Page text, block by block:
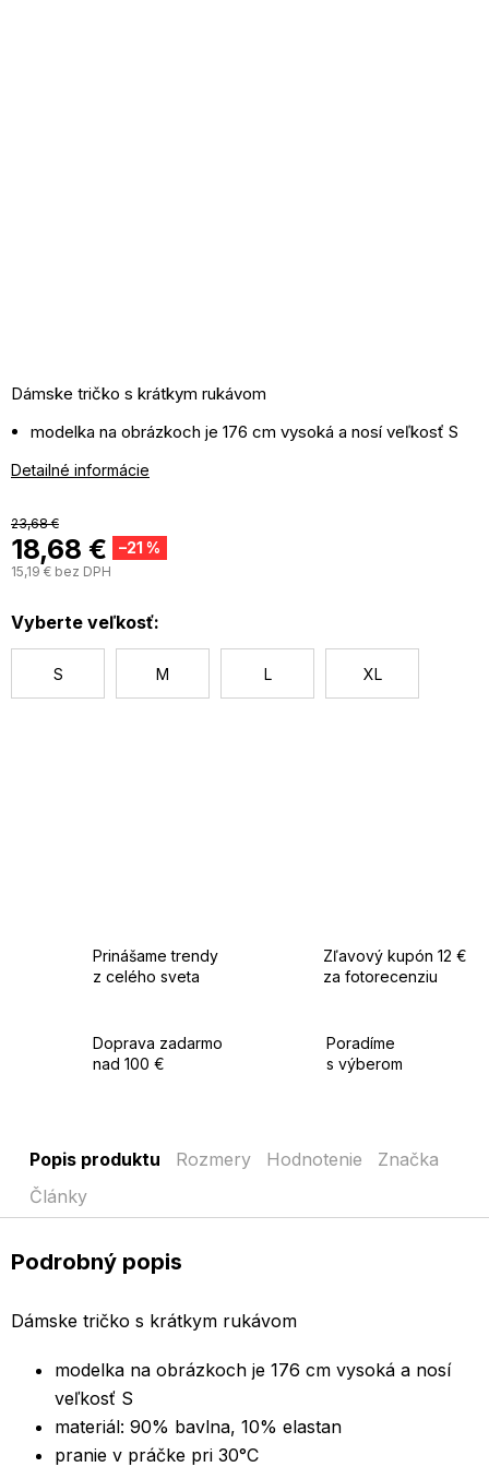
23,68 €
–21 %
18,68 €
15,19 € bez DPH
Vyberte veľkosť:
S M L XL
Dámske tričko s krátkym rukávom
modelka na obrázkoch je 176 cm vysoká a nosí veľkosť S
materiál: 90% bavlna, 10% elastan
Detailné informácie
Prinášame trendy
z celého sveta
Zľavový kupón 12 €
za fotorecenziu
Doprava zadarmo
nad 100 €
Poradíme
s výberom
Popis produktu Rozmery Hodnotenie
Značka
Články
Podrobný popis
Dámske tričko s krátkym rukávom
modelka na obrázkoch je 176 cm vysoká a nosí
veľkosť S
materiál: 90% bavlna, 10% elastan
pranie v práčke pri 30°C